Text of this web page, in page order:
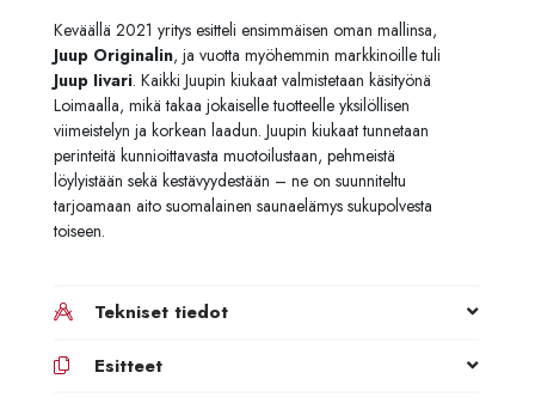
Keväällä 2021 yritys esitteli ensimmäisen oman mallinsa,
Juup Originalin, ja vuotta myöhemmin markkinoille tuli
Juup Iivari. Kaikki Juupin kiukaat valmistetaan käsityönä
Loimaalla, mikä takaa jokaiselle tuotteelle yksilöllisen
viimeistelyn ja korkean laadun. Juupin kiukaat tunnetaan
perinteitä kunnioittavasta muotoilustaan, pehmeistä
löylyistään sekä kestävyydestään – ne on suunniteltu
tarjoamaan aito suomalainen saunaelämys sukupolvesta
toiseen.
Tekniset tiedot
Esitteet